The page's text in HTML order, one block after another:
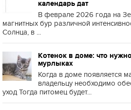
календарь дат
В феврале 2026 года на
магнитных бур различной
Солнца, в ...
Котенок в доме: что
мурлыках
Когда в доме появляется
владельцу необходимо
уход Тогда питомец будет...